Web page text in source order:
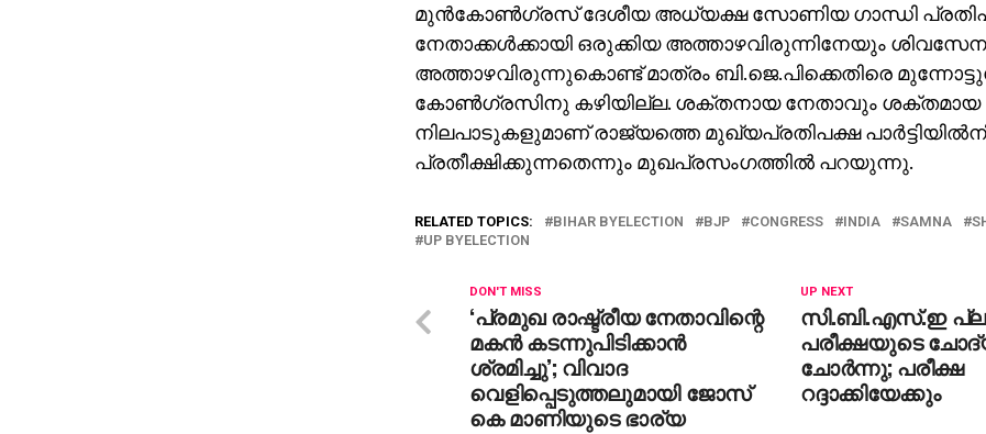
മുന്‍കോണ്‍ഗ്രസ് ദേശീയ അധ്യക്ഷ സോണിയ ഗാന്ധി
നേതാക്കള്‍ക്കായി ഒരുക്കിയ അത്താഴവിരുന്നിനേയും
അത്താഴവിരുന്നുകൊണ്ട് മാത്രം ബി.ജെ.പിക്കെതിരെ
കോണ്‍ഗ്രസിനു കഴിയില്ല. ശക്തനായ നേതാവും ശക്തമായ
നിലപാടുകളുമാണ് രാജ്യത്തെ മുഖ്യപ്രതിപക്ഷ
പ്രതീക്ഷിക്കുന്നതെന്നും മുഖപ്രസംഗത്തില്‍ പറയുന്നു.
RELATED TOPICS: BIHAR BYELECTION BJP CONGRESS INDIA SAMNA
UP BYELECTION
UP NEXT
സി.ബി.എസ്.ഇ
പരീക്ഷയുടെ
ചോര്‍ന്നു; പരീക്ഷ
റദ്ദാക്കിയേക്കും
DON'T MISS
‘പ്രമുഖ രാഷ്ട്രീയ നേതാവിന്റെ
മകന്‍ കടന്നുപിടിക്കാന്‍
ശ്രമിച്ചു’; വിവാദ
വെളിപ്പെടുത്തലുമായി ജോസ്
കെ മാണിയുടെ ഭാര്യ